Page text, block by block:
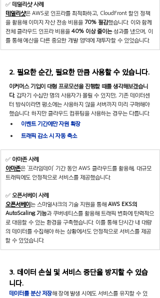
✅ 데일리샷 사례
데일리샷은 AWS로 인프라를 최적화하고, CloudFront 할인 정책
을 활용해 이미지 자산 전송 비용을 70% 절감했습니다. 이와 함께
전체 클라우드 인프라 비용을 40% 이상 줄이는 성과를 냈으며, 이
를 통해 예산을 다른 중요한 개발 영역에 재투자할 수 있었습니다.
2. 필요한 순간, 필요한 만큼 사용할 수 있습니다.
이커머스 기업이 대형 프로모션을 진행할 때를 생각해보겠습니
다. 갑자기 수십만 명의 사용자가 몰릴 수 있지만, 기존 데이터센
터 방식이라면 평소에는 사용하지 않을 서버까지 미리 구매해야
했습니다. 하지만 클라우드 컴퓨팅을 사용하는 경우는 다릅니다.
이벤트 기간에만 자원 확장
트래픽 감소 시 자동 축소
✅ 아마존 사례
아마존은 ‘프라임데이’ 기간 동안 AWS 클라우드를 활용해, 대규모
트래픽에도 안정적으로 서비스를 제공했습니다.
✅ 오픈서베이 사례
오픈서베이는 스마일샤크의 기술 지원을 통해 AWS EKS의
AutoScaling 기능과 쿠버네티스를 활용해 트래픽 변화에 탄력적으
로 대응할 수 있는 환경을 구축했습니다. 이를 통해 단시간 내 대량
의 데이터를 수집해야 하는 상황에서도 안정적으로 서비스를 제공
할 수 있었습니다.
3. 데이터 손실 및 서비스 중단을 방지할 수 있습
니다.
데이터를 분산 저장해 장애 발생 시에도 서비스를 유지할 수 있